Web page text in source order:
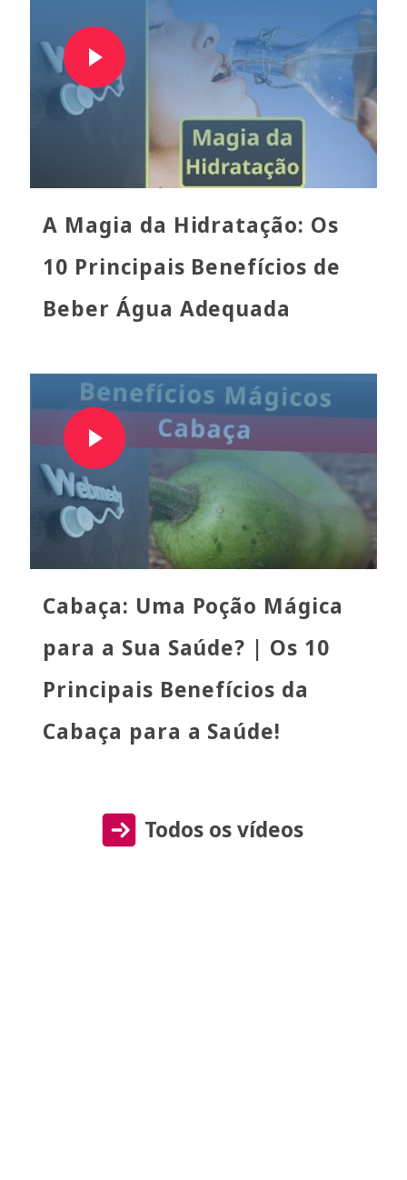
A Magia da Hidratação: Os
10 Principais Benefícios de
Beber Água Adequada
Cabaça: Uma Poção Mágica
para a Sua Saúde? | Os 10
Principais Benefícios da
Cabaça para a Saúde!
Todos os vídeos